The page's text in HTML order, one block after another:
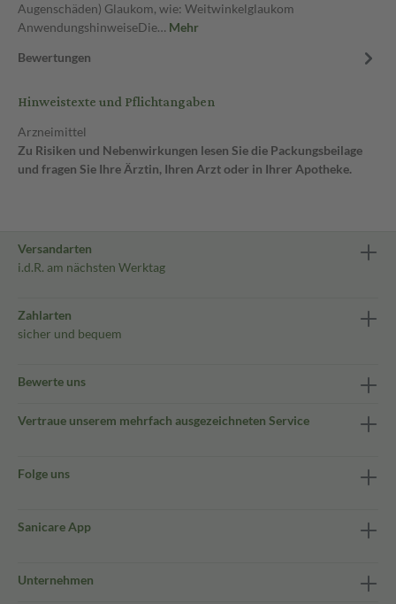
Augenschäden) Glaukom, wie: Weitwinkelglaukom
AnwendungshinweiseDie… Mehr
Bewertungen
Hinweistexte und Pflichtangaben
Arzneimittel
Zu Risiken und Nebenwirkungen lesen Sie die Packungsbeilage
und fragen Sie Ihre Ärztin, Ihren Arzt oder in Ihrer Apotheke.
Versandarten
i.d.R. am nächsten Werktag
Zahlarten
sicher und bequem
Bewerte uns
Vertraue unserem mehrfach ausgezeichneten Service
Folge uns
Sanicare App
Unternehmen